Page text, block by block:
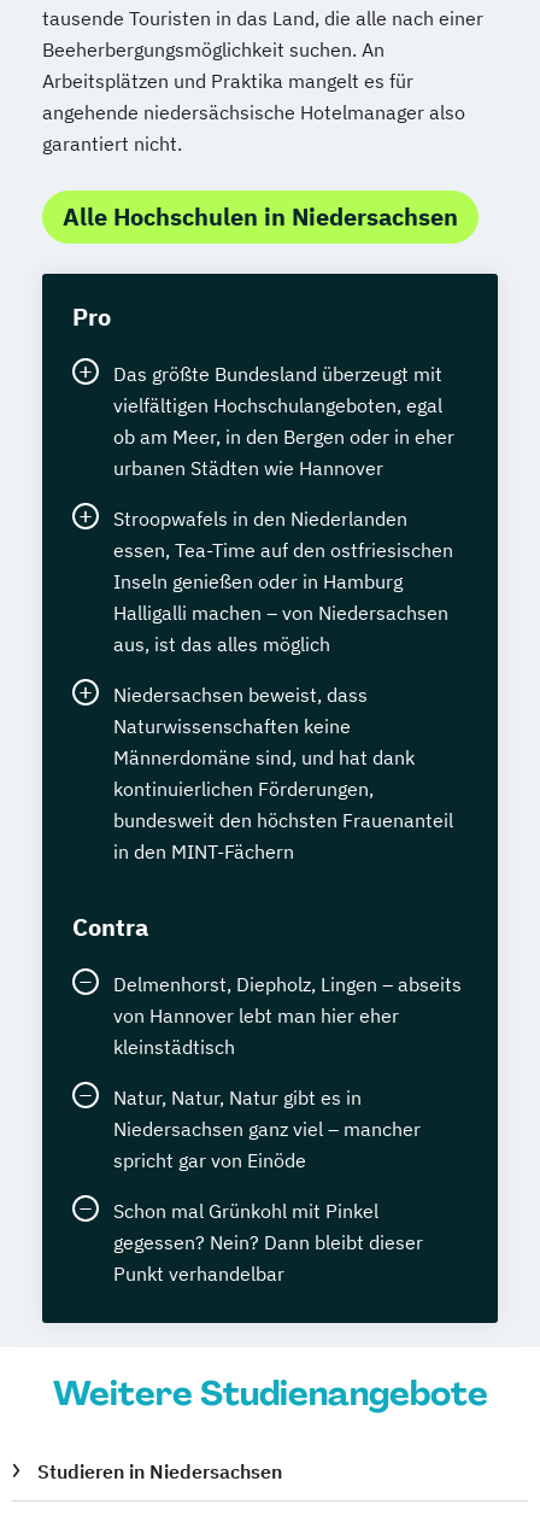
tausende Touristen in das Land, die alle nach einer
Beeherbergungsmöglichkeit suchen. An
Arbeitsplätzen und Praktika mangelt es für
angehende niedersächsische Hotelmanager also
garantiert nicht.
Alle Hochschulen in Niedersachsen
Pro
Das größte Bundesland überzeugt mit
vielfältigen Hochschulangeboten, egal
ob am Meer, in den Bergen oder in eher
urbanen Städten wie Hannover
Stroopwafels in den Niederlanden
essen, Tea-Time auf den ostfriesischen
Inseln genießen oder in Hamburg
Halligalli machen – von Niedersachsen
aus, ist das alles möglich
Niedersachsen beweist, dass
Naturwissenschaften keine
Männerdomäne sind, und hat dank
kontinuierlichen Förderungen,
bundesweit den höchsten Frauenanteil
in den MINT-Fächern
Contra
Delmenhorst, Diepholz, Lingen – abseits
von Hannover lebt man hier eher
kleinstädtisch
Natur, Natur, Natur gibt es in
Niedersachsen ganz viel – mancher
spricht gar von Einöde
Schon mal Grünkohl mit Pinkel
gegessen? Nein? Dann bleibt dieser
Punkt verhandelbar
Weitere Studienangebote
Studieren in Niedersachsen